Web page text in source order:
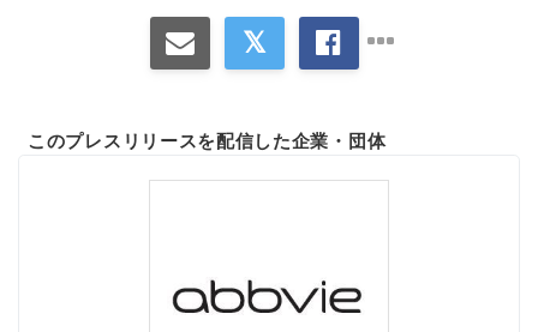
このプレスリリースを配信した企業・団体